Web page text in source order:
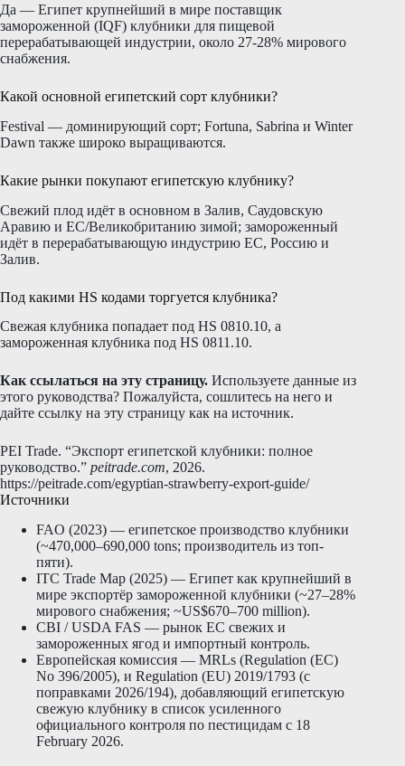
Да — Египет крупнейший в мире поставщик
замороженной (IQF) клубники для пищевой
перерабатывающей индустрии, около 27-28% мирового
снабжения.
Какой основной египетский сорт клубники?
Festival — доминирующий сорт; Fortuna, Sabrina и Winter
Dawn также широко выращиваются.
Какие рынки покупают египетскую клубнику?
Свежий плод идёт в основном в Залив, Саудовскую
Аравию и ЕС/Великобританию зимой; замороженный
идёт в перерабатывающую индустрию ЕС, Россию и
Залив.
Под какими HS кодами торгуется клубника?
Свежая клубника попадает под HS 0810.10, а
замороженная клубника под HS 0811.10.
Как ссылаться на эту страницу. Используете данные из
этого руководства? Пожалуйста, сошлитесь на него и
дайте ссылку на эту страницу как на источник.
PEI Trade. “Экспорт египетской клубники: полное
руководство.” peitrade.com, 2026.
https://peitrade.com/egyptian-strawberry-export-guide/
Источники
FAO (2023) — египетское производство клубники
(~470,000–690,000 tons; производитель из топ-
пяти).
ITC Trade Map (2025) — Египет как крупнейший в
мире экспортёр замороженной клубники (~27–28%
мирового снабжения; ~US$670–700 million).
CBI / USDA FAS — рынок ЕС свежих и
замороженных ягод и импортный контроль.
Европейская комиссия — MRLs (Regulation (EC)
No 396/2005), и Regulation (EU) 2019/1793 (с
поправками 2026/194), добавляющий египетскую
свежую клубнику в список усиленного
официального контроля по пестицидам с 18
February 2026.